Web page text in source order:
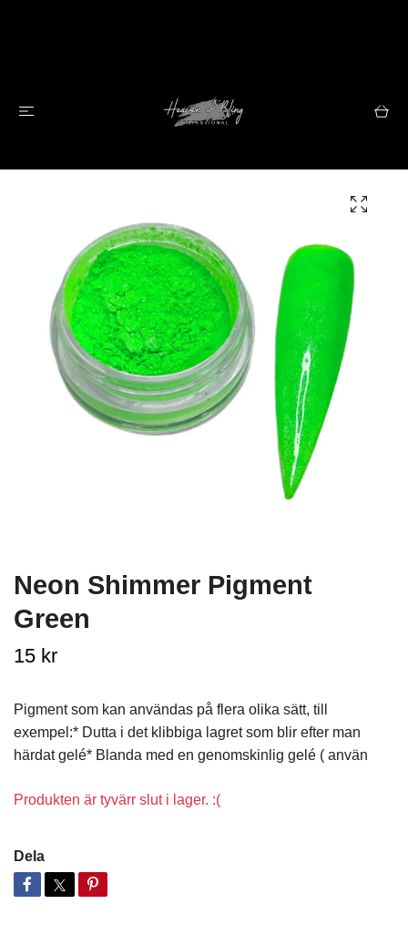
Neon Shimmer Pigment
Green
15 kr
Pigment som kan användas på flera olika sätt, till
exempel:* Dutta i det klibbiga lagret som blir efter man
härdat gelé* Blanda med en genomskinlig gelé ( använ
Produkten är tyvärr slut i lager. :(
Dela